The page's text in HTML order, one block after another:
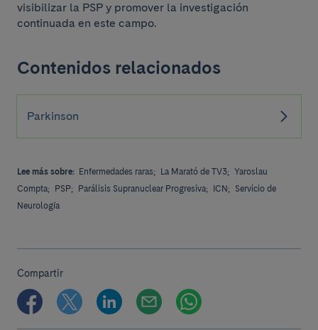
visibilizar la PSP y promover la investigación
continuada en este campo.
Contenidos relacionados
Parkinson
Lee más sobre: Enfermedades raras; La Marató de TV3; Yaroslau
Compta;
PSP; Parálisis Supranuclear Progresiva; ICN;
Servicio de
Neurología
Compartir